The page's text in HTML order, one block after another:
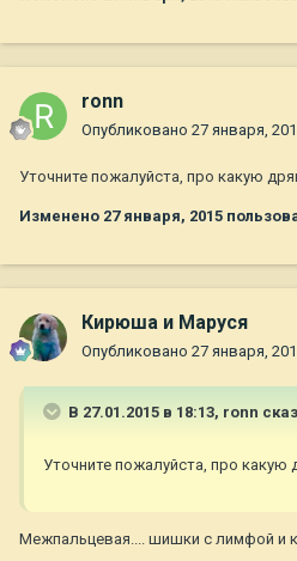
ronn
Опубликовано 27 января,
Уточните пожалуйста, про какую
Изменено 27 января, 2015
Кирюша и Маруся
Опубликовано 27 января,
В 27.01.2015 в 18:13, ronn
Уточните пожалуйста, про какую
Межпальцевая.... шишки с лимфой и